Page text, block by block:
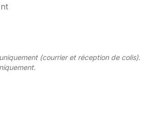
(courrier et réception de colis).